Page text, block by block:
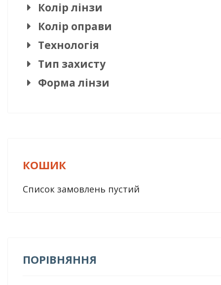
Колір лінзи
Колір оправи
Технологія
Тип захисту
Форма лінзи
КОШИК
Список замовлень пустий
ПОРІВНЯННЯ